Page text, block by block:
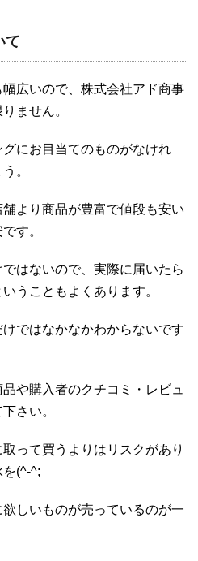
て
広いので、株式会社アド商事
ません。
にお目当てのものがなけれ
。
より商品が豊富で値段も安い
す。
はないので、実際に届いたら
うこともよくあります。
ではなかなかわからないです
や購入者のクチコミ・レビュ
さい。
って買うよりはリスクがあり
を(^-^;
しいものが売っているのが一